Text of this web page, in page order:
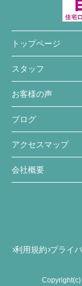
トップページ
スタッフ
お客様の声
ブログ
アクセスマップ
会社概要
利用規約 プライ